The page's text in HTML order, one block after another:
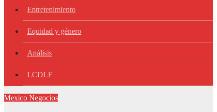
Entretenimiento
Equidad y género
Análisis
LCDLF
Mexico Negocios